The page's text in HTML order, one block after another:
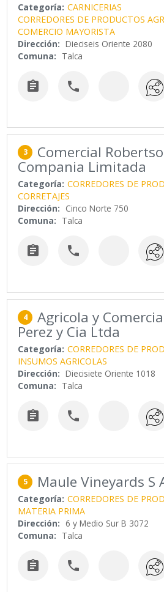
Categoría: CARNICERIAS
CORREDORES DE PRODUCTOS
COMERCIO MAYORISTA
Dirección: Dieciseis Oriente 2080
Comuna: Talca
 
3 Comercial
Compania Limitada
Categoría: CORREDORES DE
CORRETAJES
Dirección: Cinco Norte 750
Comuna: Talca
 
4 Agricola y
Perez y Cia Ltda
Categoría: CORREDORES DE
INSUMOS AGRICOLAS
Dirección: Diecisiete Oriente 1018
Comuna: Talca
 
5 Maule Vineyards S
Categoría: CORREDORES DE
MATERIA PRIMA
Dirección: 6 y Medio Sur B 3072
Comuna: Talca
 